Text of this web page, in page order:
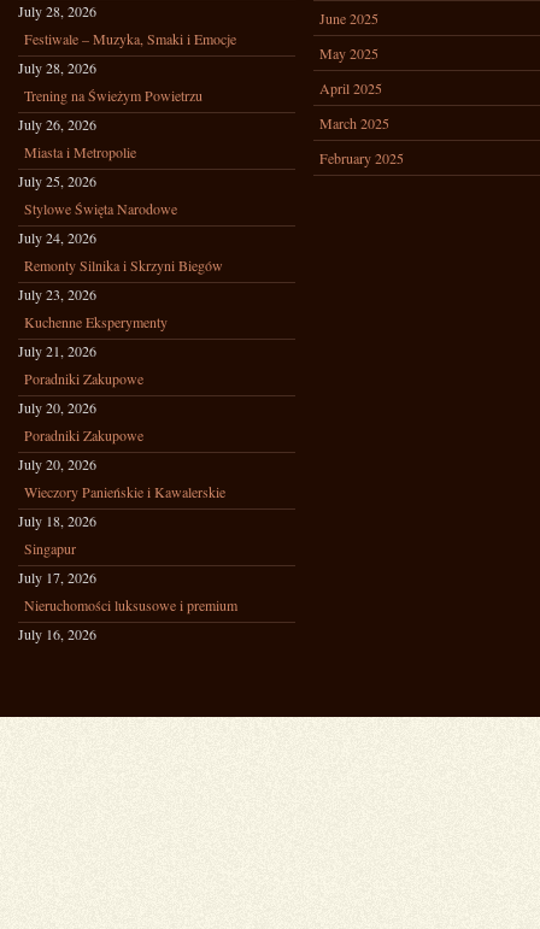
July 28, 2026
Festiwale – Muzyka, Smaki i Emocje
July 28, 2026
Trening na Świeżym Powietrzu
July 26, 2026
Miasta i Metropolie
July 25, 2026
Stylowe Święta Narodowe
July 24, 2026
Remonty Silnika i Skrzyni Biegów
July 23, 2026
Kuchenne Eksperymenty
July 21, 2026
Poradniki Zakupowe
July 20, 2026
Poradniki Zakupowe
July 20, 2026
Wieczory Panieńskie i Kawalerskie
July 18, 2026
Singapur
July 17, 2026
Nieruchomości luksusowe i premium
July 16, 2026
June 2025
May 2025
April 2025
March 2025
February 2025